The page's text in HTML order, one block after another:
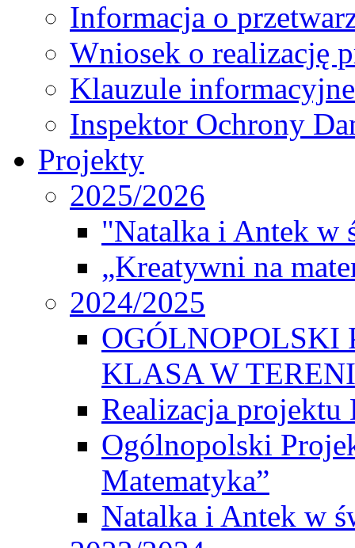
Informacja o
Wniosek o realizację
Klauzule informacyjne
Inspektor Ochrony
Projekty
2025/2026
"Natalka i Antek w
„Kreatywni na
2024/2025
OGÓLNOPOLSKI
KLASA W
Realizacja
Ogólnopolski
Matematyka”
Natalka i Antek w